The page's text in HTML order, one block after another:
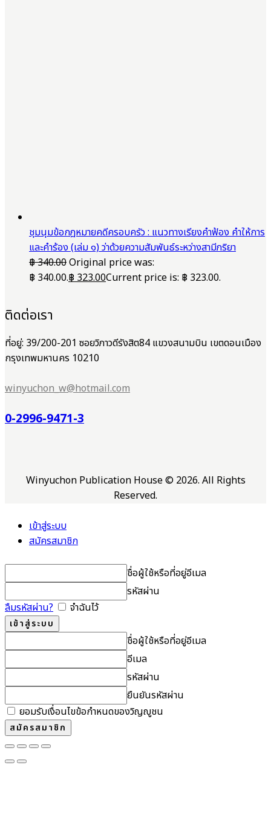
ชุมนุมข้อกฎหมายคดีครอบครัว : แนวทางเรียงคำฟ้อง คำให้การ
และคำร้อง (เล่ม ๑) ว่าด้วยความสัมพันธ์ระหว่างสามีภริยา
฿340.00Original price was:
฿ 340.00.฿323.00Current price is: ฿ 323.00.
ติดต่อเรา
ที่อยู่: 39/200-201 ซอยวิภาวดีรังสิต84 แขวงสนามบิน เขตดอนเมือง
กรุงเทพมหานคร 10210
winyuchon_w@hotmail.com
0-2996-9471-3
Winyuchon Publication House © 2026. All Rights
Reserved.
เข้าสู่ระบบ
สมัครสมาชิก
ชื่อผู้ใช้หรือที่อยู่อีเมล
รหัสผ่าน
ลืมรหัสผ่าน?
จำฉันไว้
ชื่อผู้ใช้หรือที่อยู่อีเมล
อีเมล
รหัสผ่าน
ยืนยันรหัสผ่าน
ยอมรับเงื่อนไขข้อกำหนดของวิญญูชน